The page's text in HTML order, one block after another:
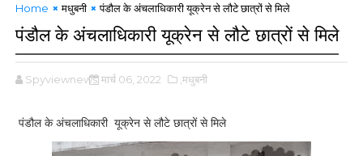
Home मधुबनी पंडौल के अंचलाधिकारी यूक्रेन से लौटे छात्रों से मिले
पंडौल के अंचलाधिकारी यूक्रेन से लौटे छात्रों से मिले
Spyviewnews मार्च 06, 2022 ,मधुबनी
पंडौल के अंचलाधिकारी यूक्रेन से लौटे छात्रों से मिले